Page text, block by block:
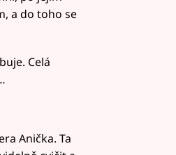
a do toho se
Celá
Anička. Ta